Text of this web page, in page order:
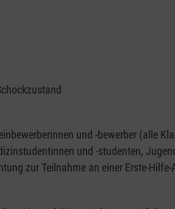
und -bewerber (alle
und -studenten,
zur Teilnahme an einer Erste-